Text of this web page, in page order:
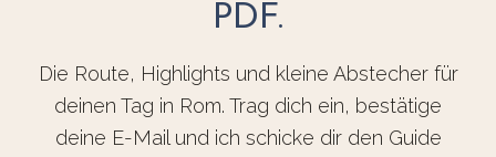
PDF.
Die Route, Highlights und kleine Abstecher für
deinen Tag in Rom. Trag dich ein, bestätige
deine E-Mail und ich schicke dir den Guide